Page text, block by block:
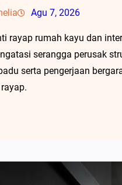
Agu 7, 2026
rayap rumah kayu dan
serangga perusak
serta pengerjaan